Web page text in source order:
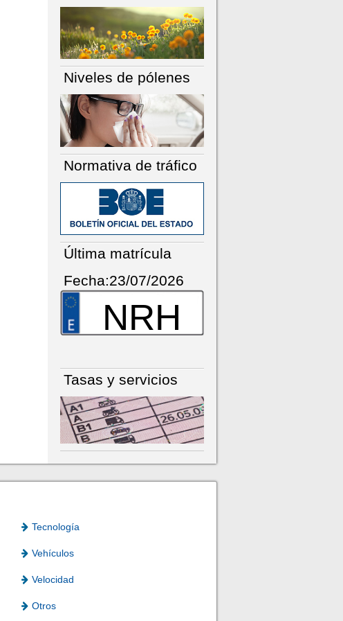
Niveles de pólenes
Normativa de tráfico
Última matrícula
Fecha:23/07/2026
NRH
Tasas y servicios
Tecnología
Vehículos
Velocidad
Otros